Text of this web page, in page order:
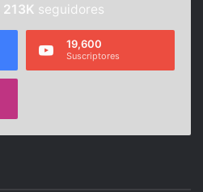
213K seguidores
19,600
Suscriptores